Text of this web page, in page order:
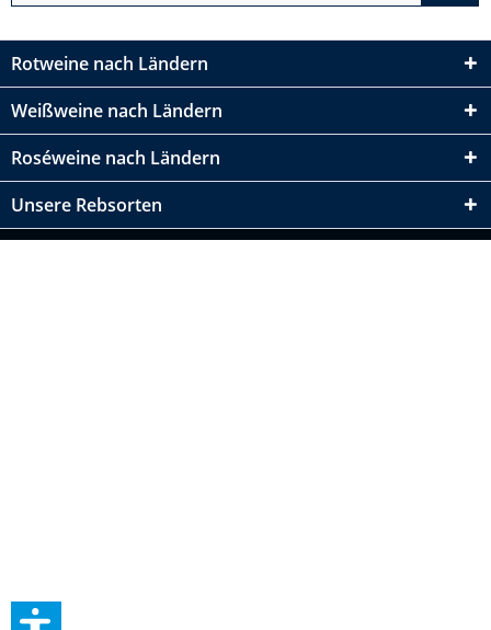
Rotweine nach Ländern
Weißweine nach Ländern
Roséweine nach Ländern
Unsere Rebsorten